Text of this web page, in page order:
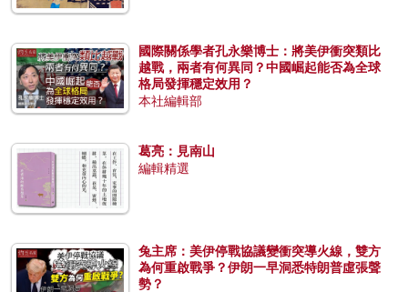
國際關係學者孔永樂博士：將美伊衝突類比
越戰，兩者有何異同？中國崛起能否為全球
格局發揮穩定效用？
本社編輯部
葛亮：見南山
編輯精選
兔主席：美伊停戰協議變衝突導火線，雙方
為何重啟戰爭？伊朗一早洞悉特朗普虛張聲
勢？